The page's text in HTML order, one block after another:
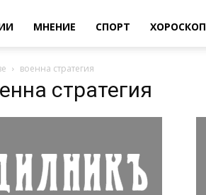
МНЕНИЕ СПОРТ ХОРОСКОП
военна стратегия
стратегия